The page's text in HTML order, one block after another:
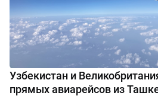
Узбекистан и
прямых авиарейсов из